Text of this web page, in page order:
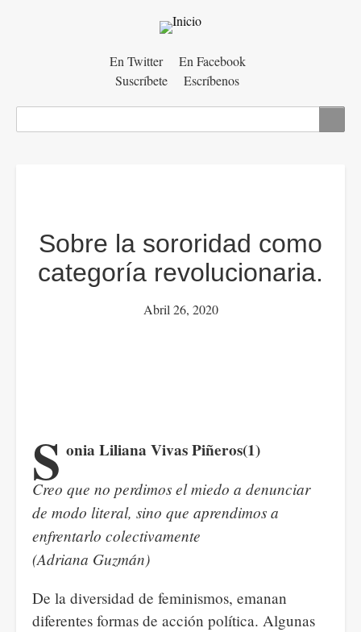
En Twitter
En Facebook
Suscríbete
Escríbenos
Sobre la sororidad como
categoría revolucionaria.
Abril 26, 2020
S onia Liliana Vivas Piñeros(1)
Creo que no perdimos el miedo a denunciar
de modo literal, sino que aprendimos a
enfrentarlo colectivamente
(Adriana Guzmán)
De la diversidad de feminismos, emanan
diferentes formas de acción política. Algunas